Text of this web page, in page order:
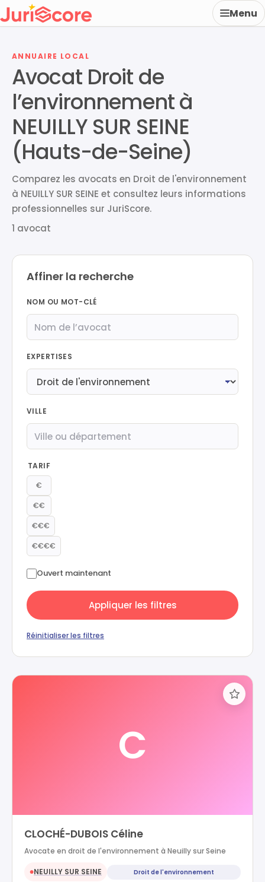
Menu
ANNUAIRE LOCAL
Avocat Droit de
l’environnement à
NEUILLY SUR SEINE
(Hauts-de-Seine)
Comparez les avocats en Droit de l'environnement
à NEUILLY SUR SEINE et consultez leurs informations
professionnelles sur JuriScore.
1 avocat
Affiner la recherche
NOM OU MOT-CLÉ
EXPERTISES
VILLE
TARIF
€
€€
€€€
€€€€
Ouvert maintenant
Appliquer les filtres
Réinitialiser les filtres
C
CLOCHÉ-DUBOIS Céline
Avocate en droit de l'environnement à Neuilly sur Seine
●NEUILLY SUR SEINE Droit de l'environnement